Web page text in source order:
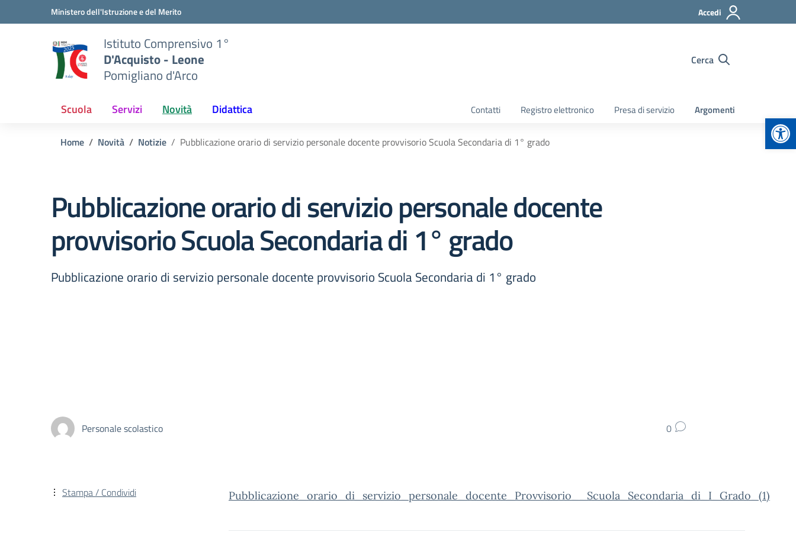
Vai ai contenuti
Vai al menu di navigazioneMinistero dell'Istruzione e del Merito Accedi
Istituto Comprensivo 1°
D'Acquisto - Leone
Pomigliano d'Arco
Cerca
Scuola Servizi Novità Didattica Contatti Registro elettronico Presa di servizio Argomenti
Home Novità Notizie Pubblicazione orario di servizio personale docente provvisorio Scuola Secondaria di 1° grado
Pubblicazione orario di servizio personale docente
provvisorio Scuola Secondaria di 1° grado
Pubblicazione orario di servizio personale docente provvisorio Scuola Secondaria di 1° grado
Personale scolastico 0
Pubblicazione_orario_di_servizio_personale_docente_Provvisorio__Scuola_Secondaria_di_I_Grado_(1)
Stampa / Condividi